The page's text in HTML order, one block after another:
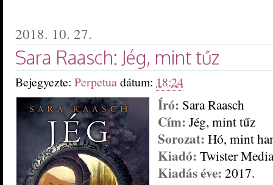
2018. 10. 27.
Sara Raasch: Jég, mint tűz
Bejegyezte: Perpetuadátum: 18:24
Író: Sara Raasch
Cím: Jég, mint tűz
Sorozat: Hó, mint
Kiadó: Twister Media
Kiadás éve: 2017.